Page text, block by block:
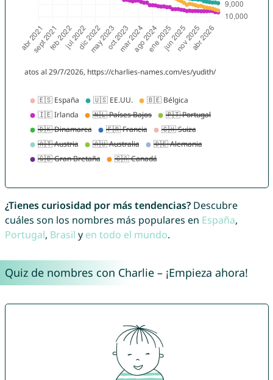
¿Tienes curiosidad por más tendencias?Descubre
cuáles son los nombres más populares en España,
Portugal, Brasil y en todo el mundo.
Quiz de nombres con Charlie – ¡Empieza ahora!